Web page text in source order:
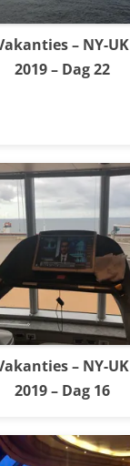
– NY-UK
2019 – Dag 22
– NY-UK
2019 – Dag 16